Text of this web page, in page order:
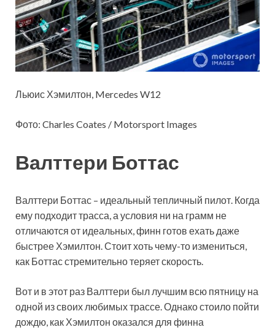
Льюис Хэмилтон, Mercedes W12
Фото: Charles Coates / Motorsport Images
Валттери Боттас
Валттери Боттас – идеальный тепличный пилот. Когда
ему подходит трасса, а условия ни на грамм не
отличаются от идеальных, финн готов ехать даже
быстрее Хэмилтон. Стоит хоть чему-то измениться,
как Боттас стремительно теряет скорость.
Вот и в этот раз Валттери был лучшим всю пятницу на
одной из своих любимых трассе. Однако стоило пойти
дождю, как Хэмилтон оказался для финна